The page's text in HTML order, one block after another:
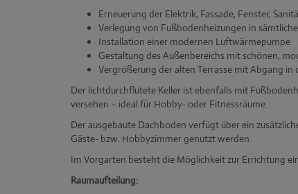
Erneuerung der Elektrik, Fassade, Fenster,
Verlegung von Fußbodenheizungen in
Installation einer modernen Luftwärmepumpe
Gestaltung des Außenbereichs mit schönen,
Vergrößerung der alten Terrasse mit Abgang in
Der lichtdurchflutete Keller ist ebenfalls mit
versehen – ideal für Hobby- oder Fitnessräume.
Der ausgebaute Dachboden verfügt über ein
Gäste- bzw. Hobbyzimmer genutzt werden.
Im Vorgarten besteht die Möglichkeit zur Errichtung
Raumaufteilung: